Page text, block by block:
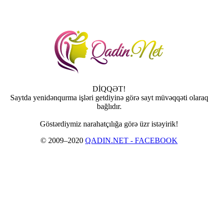
DİQQƏT!
Saytda yenidənqurma işləri getdiyinə görə sayt müvəqqəti olaraq
bağlıdır.
Göstərdiymiz narahatçılığa görə üzr istəyirik!
© 2009–2020 QADIN.NET - FACEBOOK